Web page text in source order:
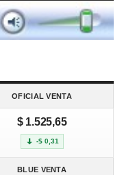
OFICIAL VENTA
$ 1.525,65
-$ 0,31
BLUE VENTA